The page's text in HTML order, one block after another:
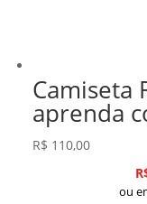
Camiseta
aprenda
R$ 110,00
ou